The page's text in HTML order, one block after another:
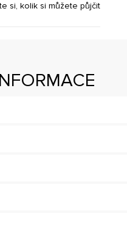
si, kolik si můžete půjčit